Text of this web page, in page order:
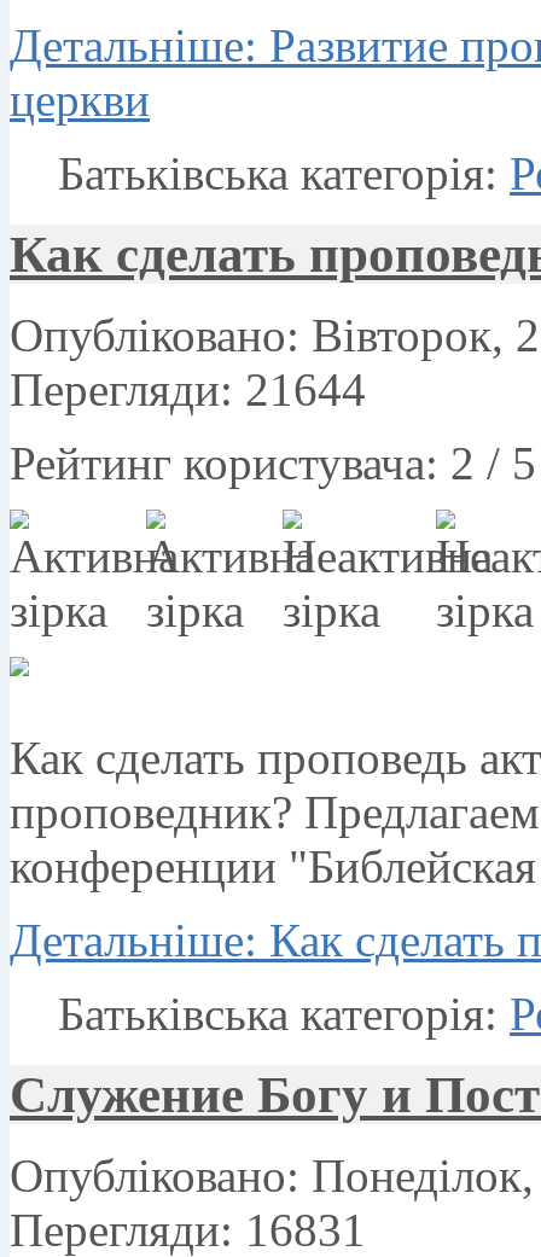
Детальніше: Развитие
церкви
Батьківська категорія:
Как сделать
Опубліковано: Вівторок,
Перегляди: 21644
Рейтинг користувача: 2 / 5
Как сделать проповедь
проповедник?
конференции
Детальніше: Как сделать
Батьківська категорія:
Служение Богу и
Опубліковано:
Перегляди: 16831